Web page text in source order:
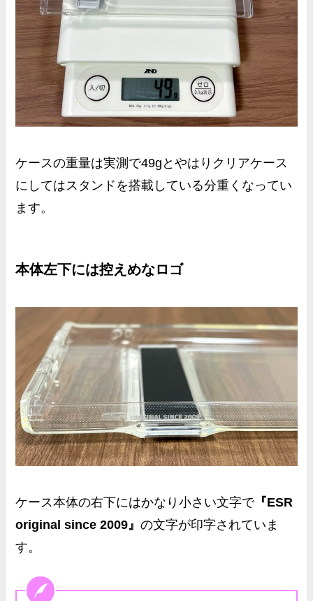
ケースの重量は実測で49g とやはりクリアケース
にしてはスタンドを搭載している分重くなってい
ます。
本体左下には控えめなロゴ
ケース本体の右下にはかなり小さい文字で『ESR
original since 2009』の文字が印字されていま
す。